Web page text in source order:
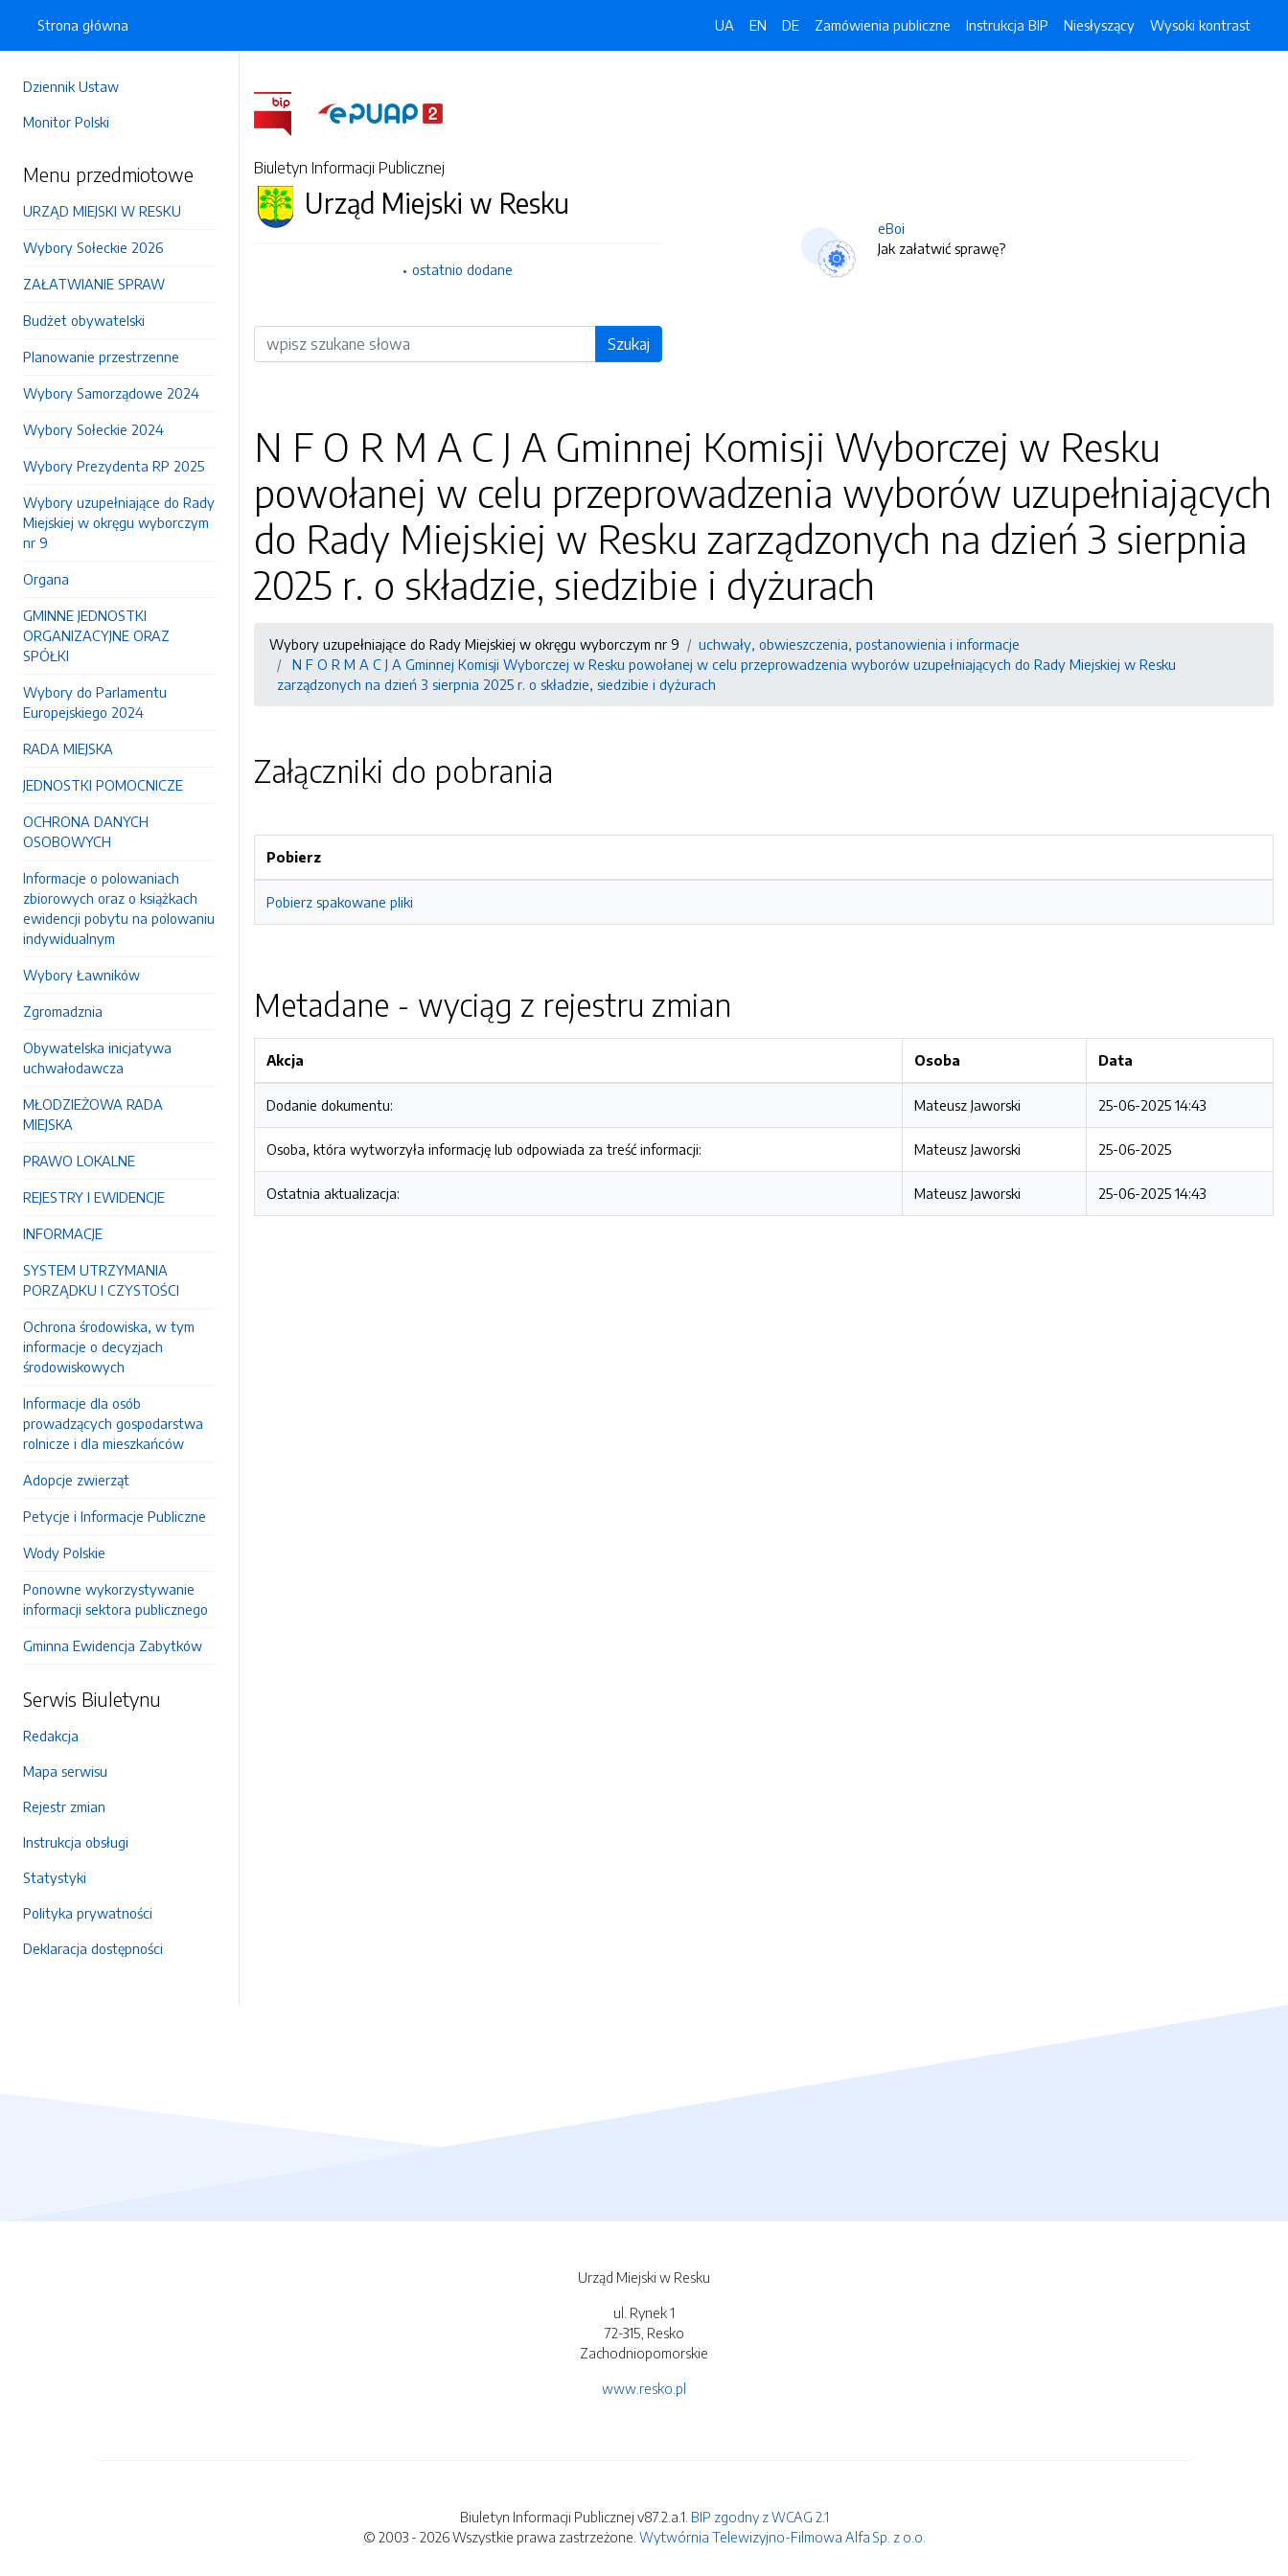
Dziennik Ustaw
Monitor Polski
Menu przedmiotowe
URZĄD MIEJSKI W RESKU
Wybory Sołeckie 2026
ZAŁATWIANIE SPRAW
Budżet obywatelski
Planowanie przestrzenne
Wybory Samorządowe 2024
Wybory Sołeckie 2024
Wybory Prezydenta RP 2025
Wybory uzupełniające do Rady
Miejskiej w okręgu wyborczym
nr 9
Organa
GMINNE JEDNOSTKI
ORGANIZACYJNE ORAZ
SPÓŁKI
Wybory do Parlamentu
Europejskiego 2024
RADA MIEJSKA
JEDNOSTKI POMOCNICZE
OCHRONA DANYCH
OSOBOWYCH
Informacje o polowaniach
zbiorowych oraz o książkach
ewidencji pobytu na polowaniu
indywidualnym
Wybory Ławników
Zgromadznia
Obywatelska inicjatywa
uchwałodawcza
MŁODZIEŻOWA RADA
MIEJSKA
PRAWO LOKALNE
REJESTRY I EWIDENCJE
INFORMACJE
SYSTEM UTRZYMANIA
PORZĄDKU I CZYSTOŚCI
Ochrona środowiska, w tym
informacje o decyzjach
środowiskowych
Informacje dla osób
prowadzących gospodarstwa
rolnicze i dla mieszkańców
Adopcje zwierząt
Petycje i Informacje Publiczne
Wody Polskie
Ponowne wykorzystywanie
informacji sektora publicznego
Gminna Ewidencja Zabytków
Serwis Biuletynu
Redakcja
Mapa serwisu
Rejestr zmian
Instrukcja obsługi
Statystyki
Polityka prywatności
Deklaracja dostępności
Strona główna UA EN DE Zamówienia publiczne Instrukcja BIP Niesłyszący Wysoki kontrast
Biuletyn Informacji Publicznej
Urząd Miejski w Resku
ostatnio dodane
Wyszukiwarka Szukaj
eBoi
Jak załatwić sprawę?
N F O R M A C J A Gminnej Komisji Wyborczej w Resku
powołanej w celu przeprowadzenia wyborów uzupełniających
do Rady Miejskiej w Resku zarządzonych na dzień 3 sierpnia
2025 r. o składzie, siedzibie i dyżurach
Wybory uzupełniające do Rady Miejskiej w okręgu wyborczym nr 9
uchwały, obwieszczenia, postanowienia i informacje
N F O R M A C J A Gminnej Komisji Wyborczej w Resku powołanej w celu przeprowadzenia wyborów uzupełniających do Rady Miejskiej w Resku
zarządzonych na dzień 3 sierpnia 2025 r. o składzie, siedzibie i dyżurach
Załączniki do pobrania
Pobierz
Pobierz spakowane pliki
Metadane - wyciąg z rejestru zmian
Akcja Osoba Data
Dodanie dokumentu: Mateusz Jaworski 25-06-2025 14:43
Osoba, która wytworzyła informację lub odpowiada za treść informacji: Mateusz Jaworski 25-06-2025
Ostatnia aktualizacja: Mateusz Jaworski 25-06-2025 14:43
Urząd Miejski w Resku
ul. Rynek 1
72-315, Resko
Zachodniopomorskie
www.resko.pl
Biuletyn Informacji Publicznej v87.2.a.1. BIP zgodny z WCAG 2.1
© 2003 - 2026 Wszystkie prawa zastrzeżone. Wytwórnia Telewizyjno-Filmowa Alfa Sp. z o.o.